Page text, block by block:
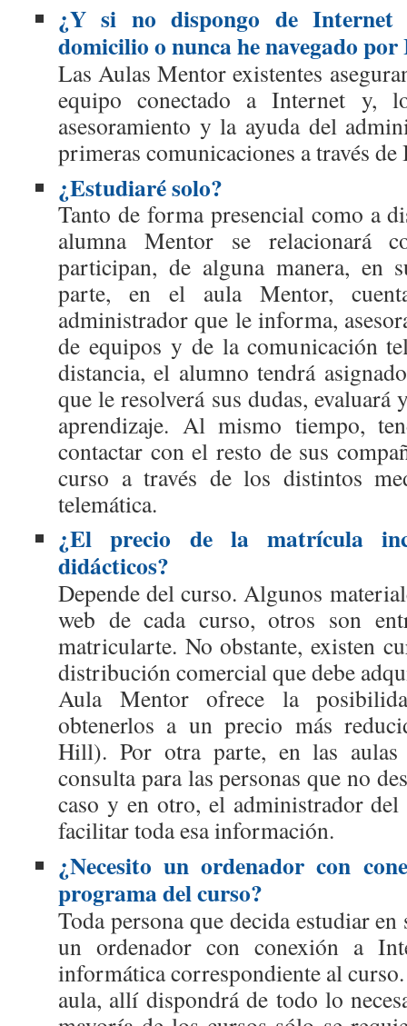
¿Y si no dispongo de
domicilio o nunca he navegado
Las Aulas Mentor existentes
equipo conectado a Internet y,
asesoramiento y la ayuda del
primeras comunicaciones a través
¿Estudiaré solo?
Tanto de forma presencial como a
alumna Mentor se relacionará
participan, de alguna manera, en
parte, en el aula Mentor,
administrador que le informa,
de equipos y de la comunicación
distancia, el alumno tendrá
que le resolverá sus dudas, evaluará
aprendizaje. Al mismo tiempo,
contactar con el resto de sus
curso a través de los distintos
telemática.
¿El precio de la matrícula
didácticos?
Depende del curso. Algunos
web de cada curso, otros son
matricularte. No obstante, existen
distribución comercial que debe
Aula Mentor ofrece la
obtenerlos a un precio más
Hill). Por otra parte, en las aulas
consulta para las personas que no
caso y en otro, el administrador del
facilitar toda esa información.
¿Necesito un ordenador con
programa del curso?
Toda persona que decida estudiar
un ordenador con conexión a
informática correspondiente al
aula, allí dispondrá de todo lo